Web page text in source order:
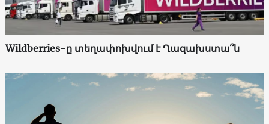
Wildberries-ը տեղափոխվում է Ղազախստա՞ն